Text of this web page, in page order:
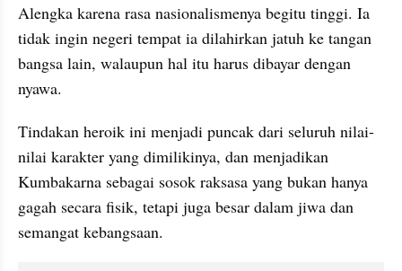
Alengka karena rasa nasionalismenya begitu tinggi. Ia
tidak ingin negeri tempat ia dilahirkan jatuh ke tangan
bangsa lain, walaupun hal itu harus dibayar dengan
nyawa.
Tindakan heroik ini menjadi puncak dari seluruh nilai-
nilai karakter yang dimilikinya, dan menjadikan
Kumbakarna sebagai sosok raksasa yang bukan hanya
gagah secara fisik, tetapi juga besar dalam jiwa dan
semangat kebangsaan.